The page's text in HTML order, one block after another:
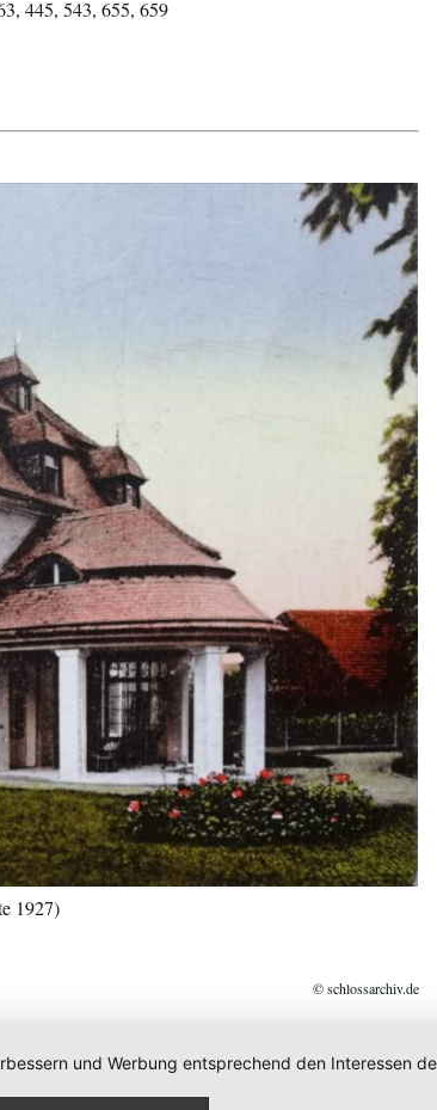
445, 543, 655, 659
1927)
© schlossarchiv.de
und Werbung entsprechend den Interessen